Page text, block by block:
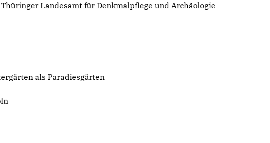
Landesamt für Denkmalpflege und Archäologie
als Paradiesgärten